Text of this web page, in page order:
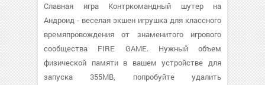
Славная игра Контркомандный шутер на
Андроид - веселая экшен игрушка для классного
времяпровождения от знаменитого игрового
сообщества FIRE GAME. Нужный объем
физической памяти в вашем устройстве для
запуска 355MB, попробуйте удалить